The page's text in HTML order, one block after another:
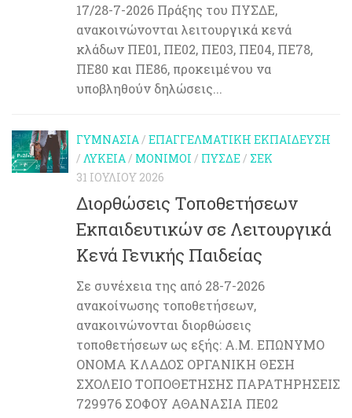
17/28-7-2026 Πράξης του ΠΥΣΔΕ,
ανακοινώνονται λειτουργικά κενά
κλάδων ΠΕ01, ΠΕ02, ΠΕ03, ΠΕ04, ΠΕ78,
ΠΕ80 και ΠΕ86, προκειμένου να
υποβληθούν δηλώσεις...
ΓΥΜΝΆΣΙΑ/ ΕΠΑΓΓΕΛΜΑΤΙΚΉ ΕΚΠΑΊΔΕΥΣΗ
/ ΛΎΚΕΙΑ/ ΜΌΝΙΜΟΙ / ΠΥΣΔΕ/ ΣΕΚ
31 ΙΟΥΛΊΟΥ 2026
Διορθώσεις Τοποθετήσεων
Εκπαιδευτικών σε Λειτουργικά
Κενά Γενικής Παιδείας
Σε συνέχεια της από 28-7-2026
ανακοίνωσης τοποθετήσεων,
ανακοινώνονται διορθώσεις
τοποθετήσεων ως εξής: Α.Μ. ΕΠΩΝΥΜΟ
ΟΝΟΜΑ ΚΛΑΔΟΣ ΟΡΓΑΝΙΚΗ ΘΕΣΗ
ΣΧΟΛΕΙΟ ΤΟΠΟΘΕΤΗΣΗΣ ΠΑΡΑΤΗΡΗΣΕΙΣ
729976 ΣΟΦΟΥ ΑΘΑΝΑΣΙΑ ΠΕ02